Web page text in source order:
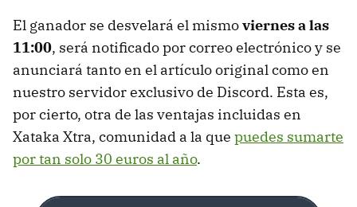
El ganador se desvelará el mismoviernes a las
11:00, será notificado por correo electrónico y se
anunciará tanto en el artículo original como en
nuestro servidor exclusivo de Discord. Esta es,
por cierto, otra de las ventajas incluidas en
Xataka Xtra, comunidad a la que puedes sumarte
por tan solo 30 euros al año.